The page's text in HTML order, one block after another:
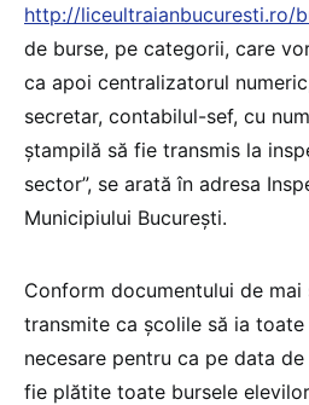
http://liceultraianbucuresti.ro/
de burse, pe categorii, care
ca apoi centralizatorul
secretar, contabilul-sef, cu
ștampilă să fie transmis la
sector”, se arată în adresa
Municipiului București.
Conform documentului de mai
transmite ca școlile să ia toate
necesare pentru ca pe data
fie plătite toate bursele